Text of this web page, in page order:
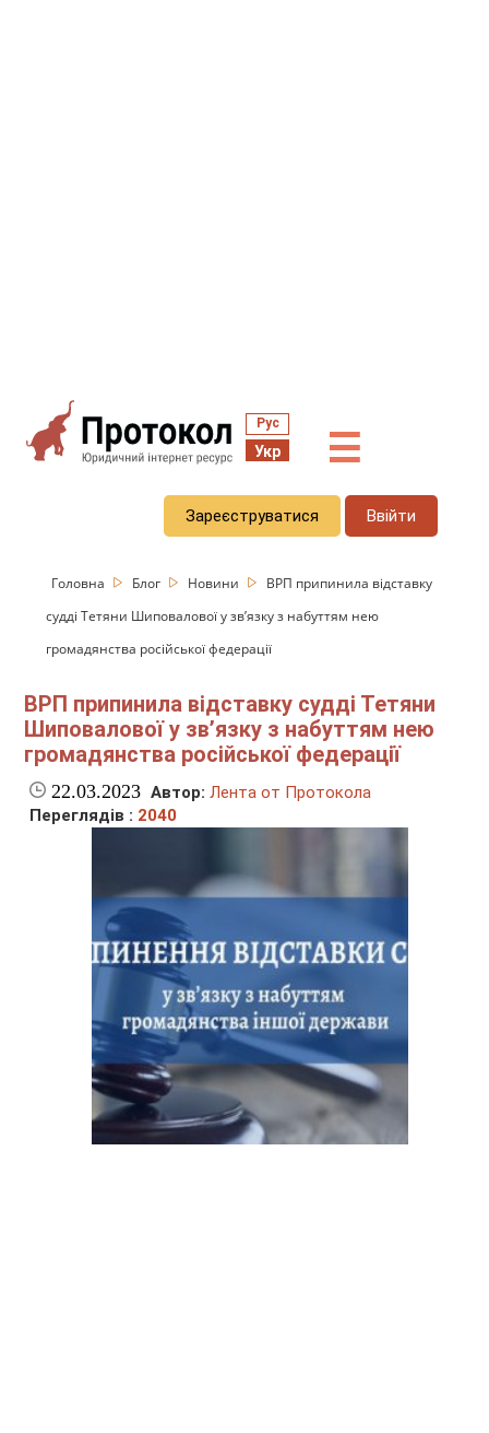
Рус
Укр ☰
Зареєструватися Ввійти
Головна Блог Новини
ВРП припинила відставку
судді Тетяни Шиповалової у зв’язку з набуттям нею
громадянства російської федерації
ВРП припинила відставку судді Тетяни
Шиповалової у зв’язку з набуттям нею
громадянства російської федерації
22.03.2023 Автор: Лента от Протокола
Переглядів : 2040